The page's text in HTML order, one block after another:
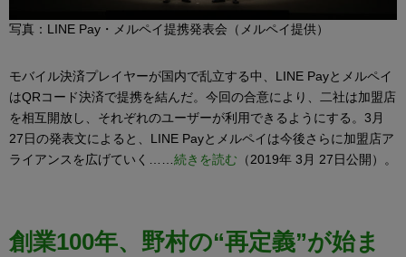
写真：LINE Pay・メルペイ提携発表会（メルペイ提供）
モバイル決済プレイヤーが国内で乱立する中、LINE Payとメルペイ
はQRコード決済で提携を結んだ。今回の合意により、二社は加盟店
を相互開放し、それぞれのユーザーが利用できるようにする。3月
27日の発表文によると、LINE Payとメルペイは今後さらに加盟店ア
ライアンスを広げていく…… 続きを読む （2019年 3月 27日公開）。
創業100年、野村の“再定義”が始ま